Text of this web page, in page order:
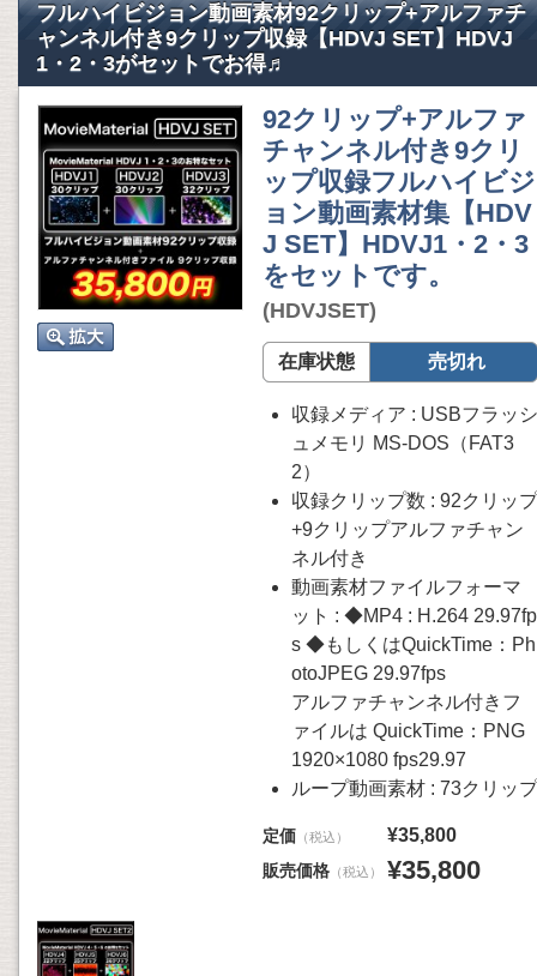
フルハイビジョン動画素材92クリップ+アルファチ
ャンネル付き9クリップ収録【HDVJ SET】HDVJ
1・2・3がセットでお得♬
92クリップ+アルファ
チャンネル付き9クリ
ップ収録フルハイビジ
ョン動画素材集【HDV
J SET】HDVJ1・2・3
をセットです。
(HDVJSET)
在庫状態 売切れ
収録メディア : USBフラッシ
ュメモリ MS-DOS（FAT3
2）
収録クリップ数 : 92クリップ
+9クリップアルファチャン
ネル付き
動画素材ファイルフォーマ
ット : ◆MP4 : H.264 29.97fp
s ◆もしくはQuickTime：Ph
otoJPEG 29.97fps
アルファチャンネル付きフ
ァイルは QuickTime：PNG
1920×1080 fps29.97
ループ動画素材 : 73クリップ
定価 （税込） ¥35,800
販売価格 （税込） ¥35,800